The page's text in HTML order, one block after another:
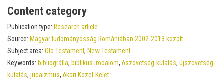
Content category
Publication type: Research article
Source: Magyar tudományosság Romániában 2002-2013 között
Subject area: Old Testament, New Testament
Keywords: bibliográfia, biblikus irodalom, ószövetség-kutatás, újszövetség-
kutatás, judaizmus, ókori Közel-Kelet